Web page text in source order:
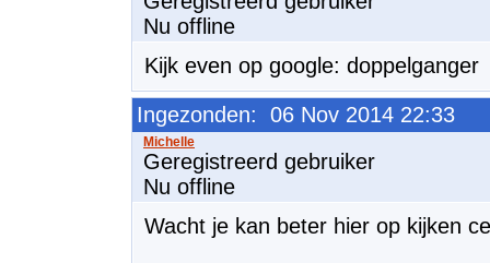
Nu offline
Kijk even op google: doppelganger
Ingezonden: 06 Nov 2014 22:33
Geregistreerd gebruiker
Nu offline
Wacht je kan beter hier op kijken